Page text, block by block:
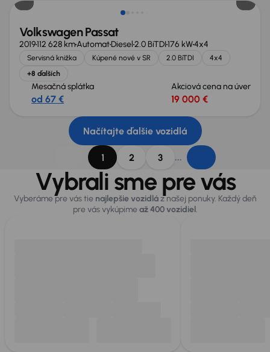
Volkswagen Passat
2019112 628 kmAutomatDiesel2.0 BiTDI176 kW4x4
Servisná knižka Kúpené nové v SR 2.0 BiTDI
4x4
+8 ďalších
Mesačná splátka
od 67 €
Akciová cena na úver
19 000 €
Načítajte ďalšie vozidlá
1 2 3 ...
Vybrali sme pre vás
Vyberáme pre vás tie najlepšie vozidláz našej ponuky. Každý deň
pre vás vykúpimeaž 400 vozidiel.